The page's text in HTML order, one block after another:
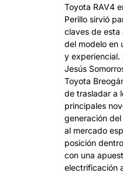
Toyota RAV4
Perillo sirvió
claves de esta
del modelo en
y experiencial.
Jesús
Toyota
de trasladar a
principales
generación
al mercado
posición
con una
electrificación